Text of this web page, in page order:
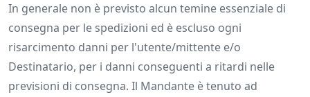
In generale non è previsto alcun temine essenziale di
consegna per le spedizioni ed è escluso ogni
risarcimento danni per l'utente/mittente e/o
Destinatario, per i danni conseguenti a ritardi nelle
previsioni di consegna. Il Mandante è tenuto ad